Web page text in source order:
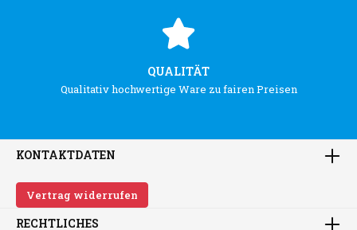
QUALITÄT
Qualitativ hochwertige Ware zu fairen Preisen
KONTAKTDATEN
Vertrag widerrufen
RECHTLICHES